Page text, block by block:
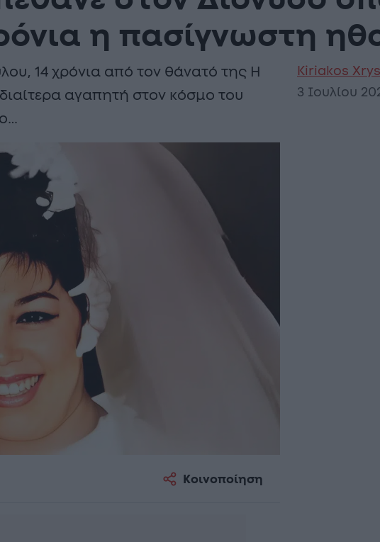
η πασίγνωστη
14 χρόνια από τον θάνατό της Η
αγαπητή στον κόσμο του
Kiriakos
3 Ιουλίου
Κοινοποίηση